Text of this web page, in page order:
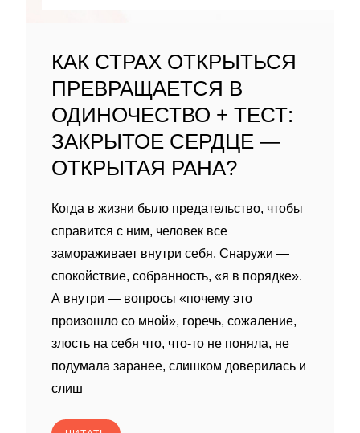
КАК СТРАХ ОТКРЫТЬСЯ
ПРЕВРАЩАЕТСЯ В
ОДИНОЧЕСТВО + ТЕСТ:
ЗАКРЫТОЕ СЕРДЦЕ —
ОТКРЫТАЯ РАНА?
Когда в жизни было предательство, чтобы
справится с ним, человек все
замораживает внутри себя. Снаружи —
спокойствие, собранность, «я в порядке».
А внутри — вопросы «почему это
произошло со мной», горечь, сожаление,
злость на себя что, что-то не поняла, не
подумала заранее, слишком доверилась и
слиш